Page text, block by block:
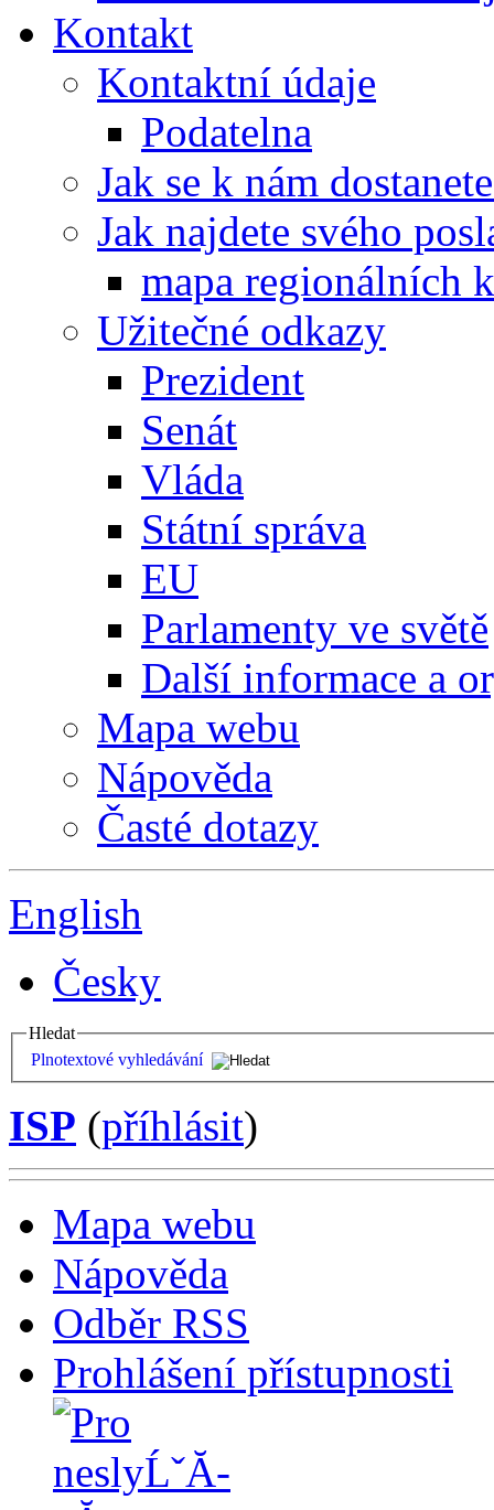
Kontakt
Kontaktní údaje
Podatelna
Jak se k nám
Jak najdete svého
mapa regionálních
Užitečné odkazy
Prezident
Senát
Vláda
Státní správa
EU
Parlamenty ve světě
Další informace a
Mapa webu
Nápověda
Časté dotazy
English
Česky
Hledat
Plnotextové vyhledávání
ISP (příhlásit)
Mapa webu
Nápověda
Odběr RSS
Prohlášení přístupnosti